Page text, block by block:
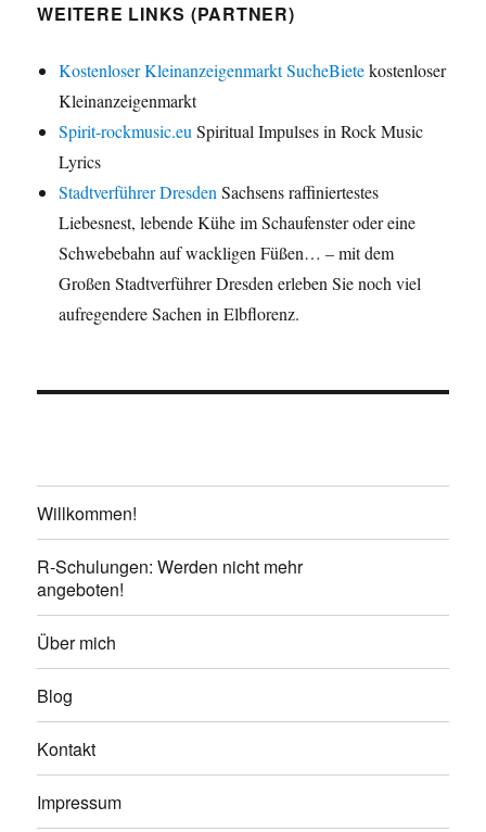
WEITERE LINKS (PARTNER)
Kostenloser Kleinanzeigenmarkt SucheBietekostenloser
Kleinanzeigenmarkt
Spirit-rockmusic.euSpiritual Impulses in Rock Music
Lyrics
Stadtverführer DresdenSachsens raffiniertestes
Liebesnest, lebende Kühe im Schaufenster oder eine
Schwebebahn auf wackligen Füßen… – mit dem
Großen Stadtverführer Dresden erleben Sie noch viel
aufregendere Sachen in Elbflorenz.
Willkommen!
R-Schulungen: Werden nicht mehr
angeboten!
Über mich
Blog
Kontakt
Impressum